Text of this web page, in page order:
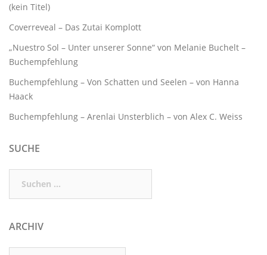
(kein Titel)
Coverreveal – Das Zutai Komplott
„Nuestro Sol – Unter unserer Sonne“ von Melanie Buchelt –
Buchempfehlung
Buchempfehlung – Von Schatten und Seelen – von Hanna
Haack
Buchempfehlung – Arenlai Unsterblich – von Alex C. Weiss
SUCHE
nach:
ARCHIV